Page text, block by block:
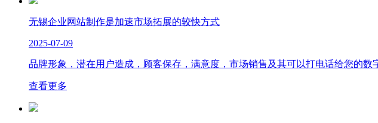
无锡企业网站制作是加速市场拓展的较快方式
2025-07-09
品牌形象，潜在用户造成，顾客保存，满意度，市场销售及其可以打电话给您的数字
查看更多